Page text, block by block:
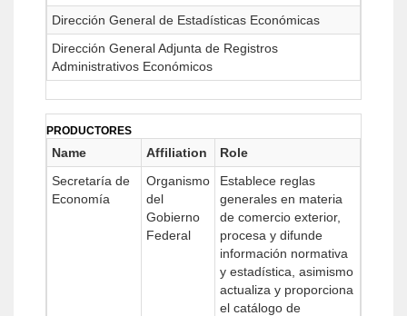
Dirección General de Estadísticas Económicas
Dirección General Adjunta de Registros
Administrativos Económicos
PRODUCTORES
Name Affiliation
Role
Secretaría de
Economía
Organismo
del
Gobierno
Federal
Establece reglas
generales en materia
de comercio exterior,
procesa y difunde
información normativa
y estadística, asimismo
actualiza y proporciona
el catálogo de